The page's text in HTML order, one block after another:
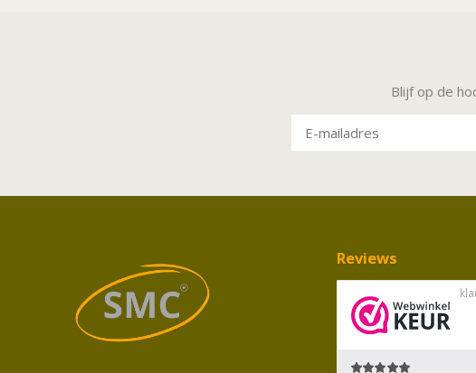
Blijf op de
Reviews